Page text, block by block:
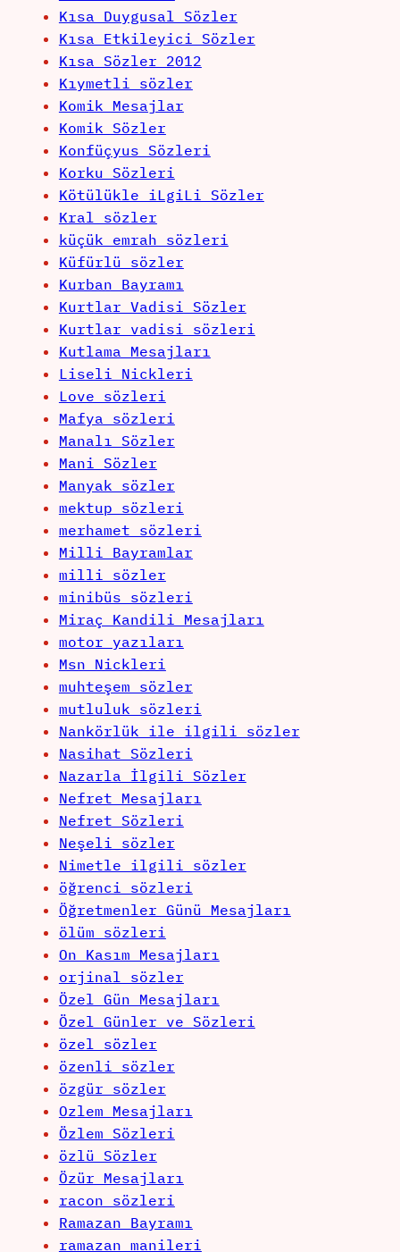
Kısa Duygusal Sözler
Kısa Etkileyici Sözler
Kısa Sözler 2012
Kıymetli sözler
Komik Mesajlar
Komik Sözler
Konfüçyus Sözleri
Korku Sözleri
Kötülükle iLgiLi Sözler
Kral sözler
küçük emrah sözleri
Küfürlü sözler
Kurban Bayramı
Kurtlar Vadisi Sözler
Kurtlar vadisi sözleri
Kutlama Mesajları
Liseli Nickleri
Love sözleri
Mafya sözleri
Manalı Sözler
Mani Sözler
Manyak sözler
mektup sözleri
merhamet sözleri
Milli Bayramlar
milli sözler
minibüs sözleri
Miraç Kandili Mesajları
motor yazıları
Msn Nickleri
muhteşem sözler
mutluluk sözleri
Nankörlük ile ilgili sözler
Nasihat Sözleri
Nazarla İlgili Sözler
Nefret Mesajları
Nefret Sözleri
Neşeli sözler
Nimetle ilgili sözler
öğrenci sözleri
Öğretmenler Günü Mesajları
ölüm sözleri
On Kasım Mesajları
orjinal sözler
Özel Gün Mesajları
Özel Günler ve Sözleri
özel sözler
özenli sözler
özgür sözler
Ozlem Mesajları
Özlem Sözleri
özlü Sözler
Özür Mesajları
racon sözleri
Ramazan Bayramı
ramazan manileri